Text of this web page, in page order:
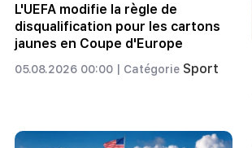
L'UEFA modifie la règle de
disqualification pour les cartons
jaunes en Coupe d'Europe
05.08.2026 00:00 | Catégorie Sport